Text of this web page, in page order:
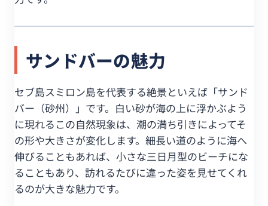
サンドバーの魅力
セブ島スミロン島を代表する絶景といえば「サンド
バー（砂州）」です。白い砂が海の上に浮かぶよう
に現れるこの自然現象は、潮の満ち引きによってそ
の形や大きさが変化します。細長い道のように海へ
伸びることもあれば、小さな三日月型のビーチにな
ることもあり、訪れるたびに違った姿を見せてくれ
るのが大きな魅力です。